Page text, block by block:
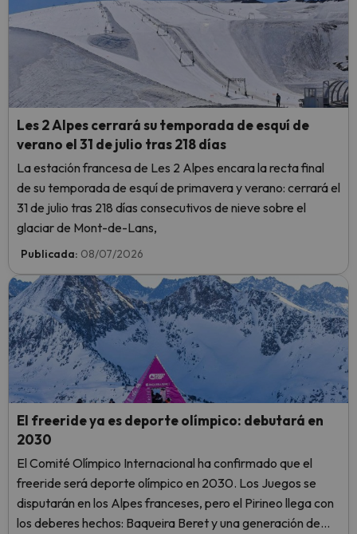
Les 2 Alpes cerrará su temporada de esquí de
verano el 31 de julio tras 218 días
La estación francesa de Les 2 Alpes encara la recta final
de su temporada de esquí de primavera y verano: cerrará el
31 de julio tras 218 días consecutivos de nieve sobre el
glaciar de Mont-de-Lans,
Publicada: 08/07/2026
El freeride ya es deporte olímpico: debutará en
2030
El Comité Olímpico Internacional ha confirmado que el
freeride será deporte olímpico en 2030. Los Juegos se
disputarán en los Alpes franceses, pero el Pirineo llega con
los deberes hechos: Baqueira Beret y una generación de